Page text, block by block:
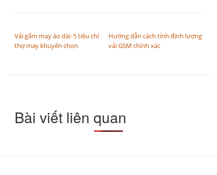
Vải gấm may áo dài: 5 tiêu chí
thợ may khuyên chọn
Hướng dẫn cách tính định lượng
vải GSM chính xác
Bài viết liên quan